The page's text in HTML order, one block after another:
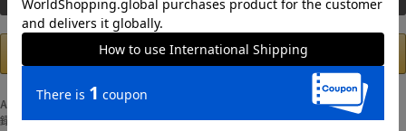
Amazonアカウントの登録情報を使用して、お支払いおよび新規WEB会員登
録が可能です。